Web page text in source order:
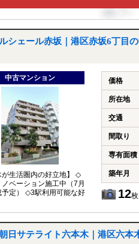
ルシェール赤坂｜港区赤坂6丁目
中古マンション
が生活圏内の好立地】 ◇
ベーション施工中（7月
予定） ◇3駅利用可能な好
価格
所在地
交通
間取り
専有面積
築年月
12
日サテライト六本木｜港区六本